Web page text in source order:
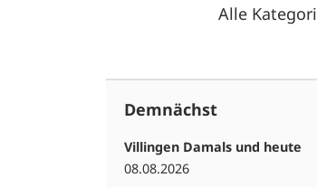
Alle
Demnächst
Villingen Damals und heute
08.08.2026